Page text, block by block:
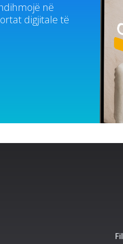
në
digjitale të